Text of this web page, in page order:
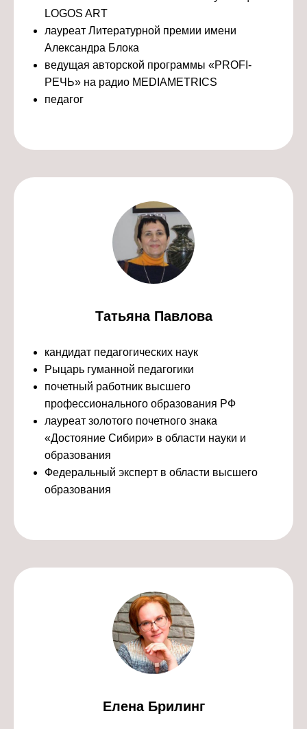
LOGOS ART
лауреат Литературной премии имени
Александра Блока
ведущая авторской программы «PROFI-
РЕЧЬ» на радио MEDIAMETRICS
педагог
Татьяна Павлова
кандидат педагогических наук
Рыцарь гуманной педагогики
почетный работник высшего
профессионального образования РФ
лауреат золотого почетного знака
«Достояние Сибири» в области науки и
образования
Федеральный эксперт в области высшего
образования
Елена Брилинг